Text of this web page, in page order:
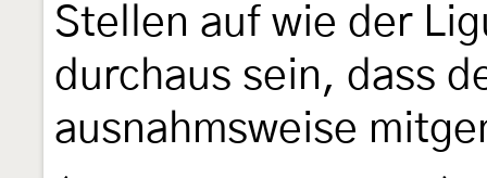
Stellen auf wie der
durchaus sein, dass
ausnahmsweise